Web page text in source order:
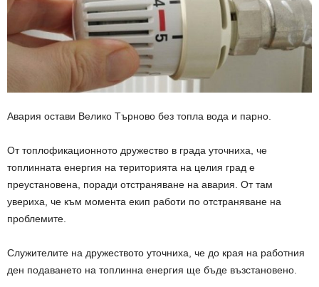
Авария остави Велико Търново без топла вода и парно.
От топлофикационното дружество в града уточниха, че
топлинната енергия на територията на целия град е
преустановена, поради отстраняване на авария. От там
увериха, че към момента екип работи по отстраняване на
проблемите.
Служителите на дружеството уточниха, че до края на работния
ден подаването на топлинна енергия ще бъде възстановено.